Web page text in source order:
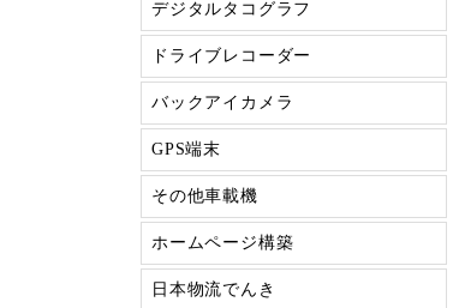
デジタルタコグラフ
ドライブレコーダー
バックアイカメラ
GPS端末
その他車載機
ホームページ構築
日本物流でんき